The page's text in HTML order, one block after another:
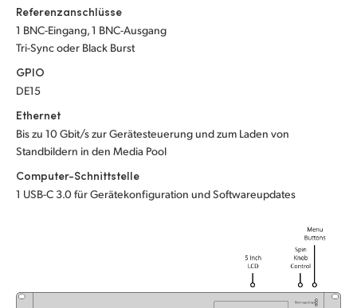
Sweden
Chinese Taipei
Ukraine
Referenzanschlüsse
1 BNC-Eingang, 1 BNC-Ausgang
Tri-Sync oder Black Burst
GPIO
DE15
Ethernet
Bis zu 10 Gbit/s zur Gerätesteuerung und zum Laden von
Standbildern in den Media Pool
Computer-Schnittstelle
1 USB-C 3.0 für Gerätekonfiguration und Softwareupdates